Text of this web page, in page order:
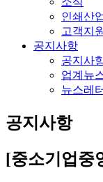
인쇄산
고객지원
공지사항
공지사
업계뉴
뉴스레터
공지사항
[중소기업중